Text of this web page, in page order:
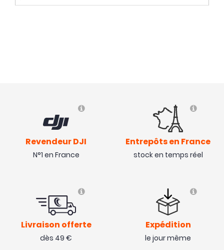
Revendeur DJI
N°1 en France
Entrepôts en France
stock en temps réel
Livraison offerte
dès 49 €
Expédition
le jour même